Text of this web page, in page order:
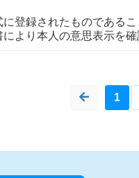
登録されたものである
より本人の意思表示を確
1